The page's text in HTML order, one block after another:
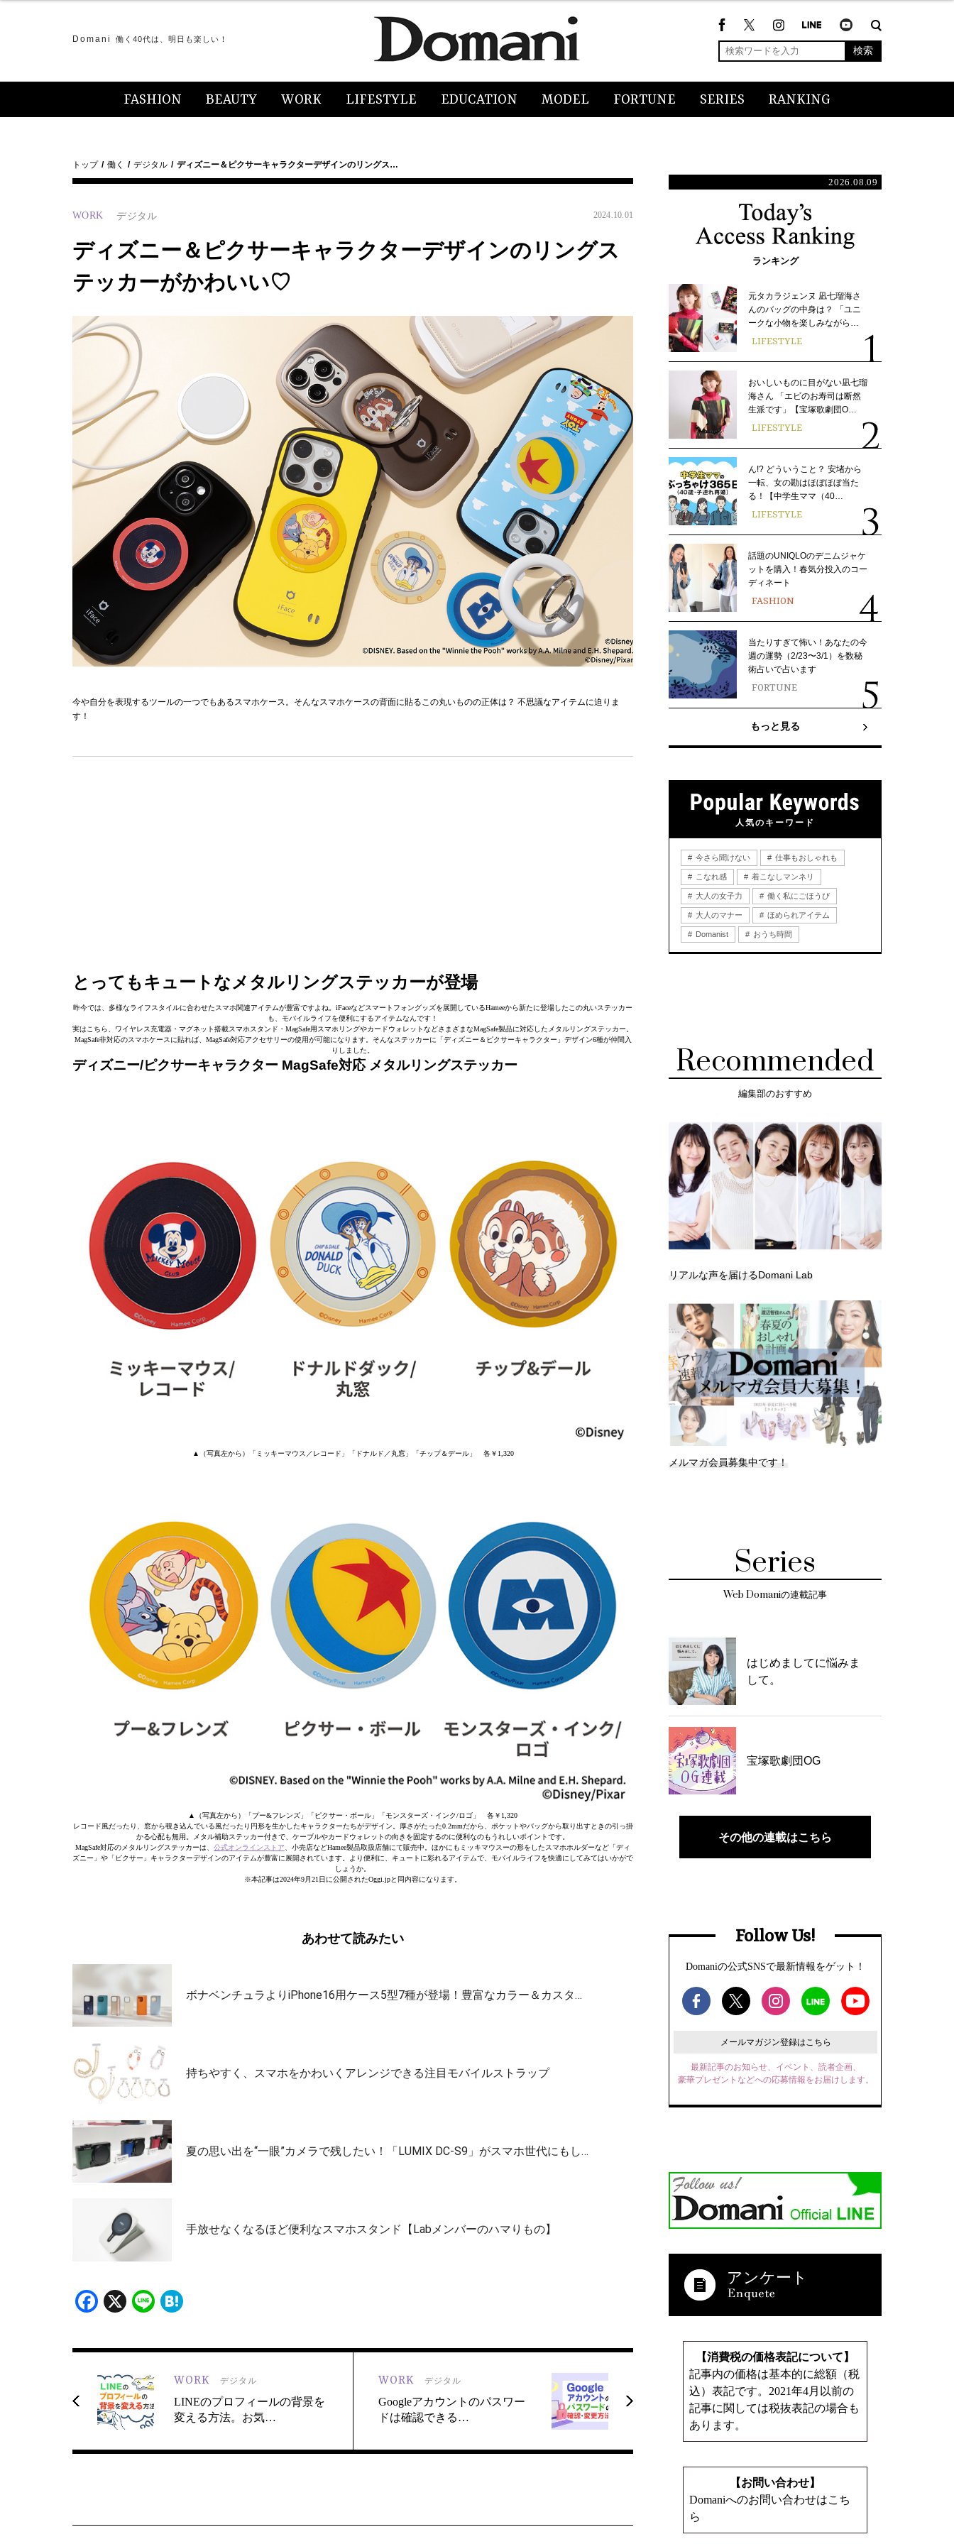
Domani 働く40代は、明日も楽しい！
検索
FASHION BEAUTY WORK LIFESTYLE EDUCATION MODEL FORTUNE SERIES RANKING
トップ 働く デジタル ディズニー＆ピクサーキャラクターデザインのリングス…
WORK デジタル 2024.10.01
ディズニー＆ピクサーキャラクターデザインのリングス
テッカーがかわいい♡
今や自分を表現するツールの一つでもあるスマホケース。そんなスマホケースの背面に貼るこの丸いものの正体は？ 不思議なアイテムに迫りま
す！
とってもキュートなメタルリングステッカーが登場
昨今では、多様なライフスタイルに合わせたスマホ関連アイテムが豊富ですよね。iFaceなどスマートフォングッズを展開しているHameeから新たに登場したこの丸いステッカー
も、モバイルライフを便利にするアイテムなんです！
実はこちら、ワイヤレス充電器・マグネット搭載スマホスタンド・MagSafe用スマホリングやカードウォレットなどさまざまなMagSafe製品に対応したメタルリングステッカー。
MagSafe非対応のスマホケースに貼れば、MagSafe対応アクセサリーの使用が可能になります。そんなステッカーに「ディズニー＆ピクサーキャラクター」デザイン6種が仲間入
りしました。
ディズニー/ピクサーキャラクター MagSafe対応 メタルリングステッカー
▲（写真左から）「ミッキーマウス／レコード」「ドナルド／丸窓」「チップ＆デール」 各￥1,320
▲（写真左から）「プー&フレンズ」「ピクサー・ボール」「モンスターズ・インク/ロゴ」 各￥1,320
レコード風だったり、窓から覗き込んでいる風だったり円形を生かしたキャラクターたちがデザイン。厚さがたった0.2mmだから、ポケットやバッグから取り出すときの引っ掛
かる心配も無用。メタル補助ステッカー付きで、ケーブルやカードウォレットの向きを固定するのに便利なのもうれしいポイントです。
MagSafe対応のメタルリングステッカーは、 公式オンラインストア、小売店などHamee製品取扱店舗にて販売中。ほかにもミッキマウスーの形をしたスマホホルダーなど「ディ
ズニー」や「ピクサー」キャラクターデザインのアイテムが豊富に展開されています。より便利に、キュートに彩れるアイテムで、モバイルライフを快適にしてみてはいかがで
しょうか。
※本記事は2024年9月21日に公開されたOggi.jpと同内容になります。
あわせて読みたい
ボナベンチュラよりiPhone16用ケース5型7種が登場！豊富なカラー＆カスタ…
持ちやすく、スマホをかわいくアレンジできる注目モバイルストラップ
夏の思い出を“一眼”カメラで残したい！「LUMIX DC-S9」がスマホ世代にもし…
手放せなくなるほど便利なスマホスタンド【Labメンバーのハマりもの】
Facebook
X Line
WORK デジタル
LINEのプロフィールの背景を
変える方法。お気…
WORK デジタル
Googleアカウントのパスワー
ドは確認できる…
2026.08.09
ランキング
元タカラジェンヌ 凪七瑠海さ
んのバッグの中身は？ 「ユニ
ークな小物を楽しみながら…
LIFESTYLE
おいしいものに目がない凪七瑠
海さん 「エビのお寿司は断然
生派です」【宝塚歌劇団O…
LIFESTYLE
ん!? どういうこと？ 安堵から
一転、女の勘はほぼほぼ当た
る！【中学生ママ（40…
LIFESTYLE
話題のUNIQLOのデニムジャケ
ットを購入！春気分投入のコー
ディネート
FASHION
当たりすぎて怖い！あなたの今
週の運勢（2/23〜3/1）を数秘
術占いで占います
FORTUNE
もっと見る
人気のキーワード
今さら聞けない 仕事もおしゃれも
こなれ感 着こなしマンネリ
大人の女子力 働く私にごほうび
大人のマナー ほめられアイテム
Domanist おうち時間
Recommended
編集部のおすすめ
リアルな声を届けるDomani Lab
メルマガ会員募集中です！
Series
Web Domaniの連載記事
はじめましてに悩みま
して。
宝塚歌劇団OG
その他の連載はこちら
Follow Us!
Domaniの公式SNSで最新情報をゲット！
メールマガジン登録はこちら
最新記事のお知らせ、イベント、読者企画、
豪華プレゼントなどへの応募情報をお届けします。
アンケート
【消費税の価格表記について】
記事内の価格は基本的に総額（税
込）表記です。2021年4月以前の
記事に関しては税抜表記の場合も
あります。
【お問い合わせ】
Domaniへのお問い合わせはこち
ら